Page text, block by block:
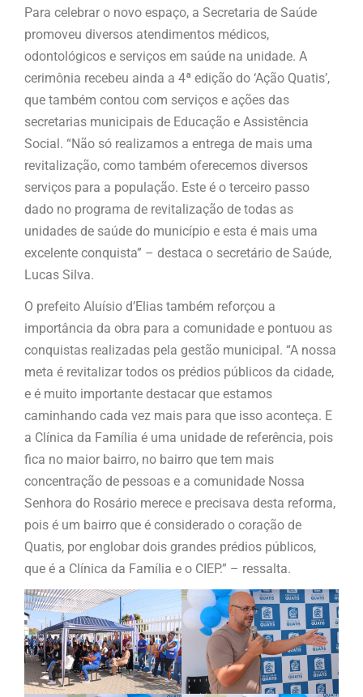
Para celebrar o novo espaço, a Secretaria de Saúde
promoveu diversos atendimentos médicos,
odontológicos e serviços em saúde na unidade. A
cerimônia recebeu ainda a 4ª edição do ‘Ação Quatis’,
que também contou com serviços e ações das
secretarias municipais de Educação e Assistência
Social. “Não só realizamos a entrega de mais uma
revitalização, como também oferecemos diversos
serviços para a população. Este é o terceiro passo
dado no programa de revitalização de todas as
unidades de saúde do município e esta é mais uma
excelente conquista” – destaca o secretário de Saúde,
Lucas Silva.
O prefeito Aluísio d’Elias também reforçou a
importância da obra para a comunidade e pontuou as
conquistas realizadas pela gestão municipal. “A nossa
meta é revitalizar todos os prédios públicos da cidade,
e é muito importante destacar que estamos
caminhando cada vez mais para que isso aconteça. E
a Clínica da Família é uma unidade de referência, pois
fica no maior bairro, no bairro que tem mais
concentração de pessoas e a comunidade Nossa
Senhora do Rosário merece e precisava desta reforma,
pois é um bairro que é considerado o coração de
Quatis, por englobar dois grandes prédios públicos,
que é a Clínica da Família e o CIEP.” – ressalta.